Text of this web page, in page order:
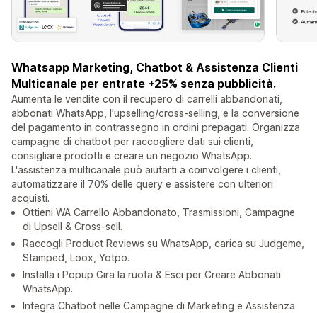
Whatsapp Marketing, Chatbot & Assistenza Clienti
Multicanale per entrate +25% senza pubblicità.
Aumenta le vendite con il recupero di carrelli abbandonati,
abbonati WhatsApp, l'upselling/cross-selling, e la conversione
del pagamento in contrassegno in ordini prepagati. Organizza
campagne di chatbot per raccogliere dati sui clienti,
consigliare prodotti e creare un negozio WhatsApp.
L'assistenza multicanale può aiutarti a coinvolgere i clienti,
automatizzare il 70% delle query e assistere con ulteriori
acquisti.
Ottieni WA Carrello Abbandonato, Trasmissioni, Campagne
di Upsell & Cross-sell.
Raccogli Product Reviews su WhatsApp, carica su Judgeme,
Stamped, Loox, Yotpo.
Installa i Popup Gira la ruota & Esci per Creare Abbonati
WhatsApp.
Integra Chatbot nelle Campagne di Marketing e Assistenza